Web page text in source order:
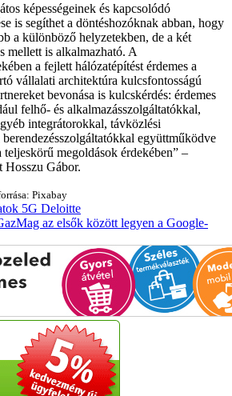
képességeinek és kapcsolódó
is segíthet a döntéshozóknak abban, hogy
a különböző helyzetekben, de a két
mellett is alkalmazható. A
a fejlett hálózatépítést érdemes a
vállalati architektúra kulcsfontosságú
bevonása is kulcskérdés: érdemes
felhő- és alkalmazásszolgáltatókkal,
integrátorokkal, távközlési
együttműködve
megoldások érdekében
–
Hosszu Gábor.
Pixabay
5G Deloitte
az elsők között legyen a Google-